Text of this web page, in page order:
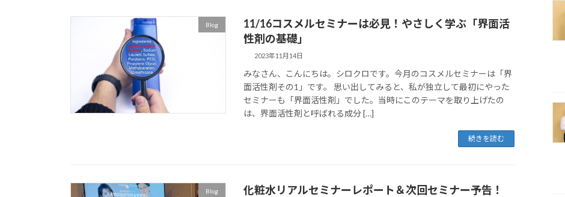
Blog
11/16コスメルセミナーは必見！やさしく学ぶ「界面活
性剤の基礎」
2023年11月14日
みなさん、こんにちは。シロクロです。今月のコスメルセミナーは「界
面活性剤その1」です。 思い出してみると、私が独立して最初にやった
セミナーも「界面活性剤」でした。当時にこのテーマを取り上げたの
は、界面活性剤と呼ばれる成分 […]
続きを読む
Blog 化粧水リアルセミナーレポート＆次回セミナー予告！